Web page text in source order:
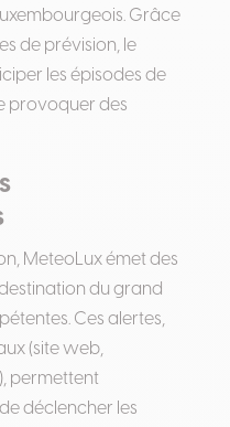
Grâce
de prévision, le
les épisodes de
provoquer des
MeteoLux émet des
du grand
Ces alertes,
(site web,
permettent
déclencher les